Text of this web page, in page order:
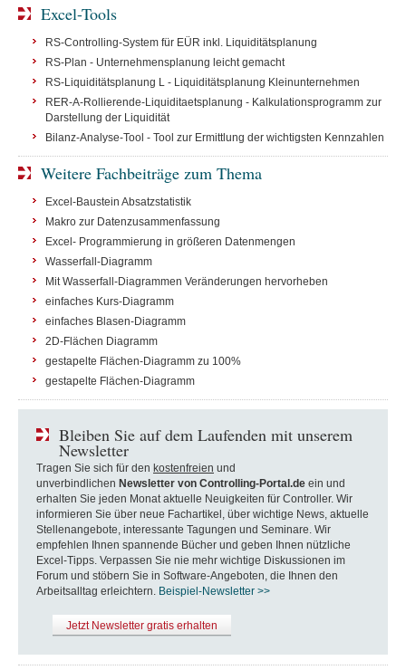
Excel-Tools
RS-Controlling-System für EÜR inkl. Liquiditätsplanung
RS-Plan - Unternehmensplanung leicht gemacht
RS-Liquiditätsplanung L - Liquiditätsplanung Kleinunternehmen
RER-A-Rollierende-Liquiditaetsplanung - Kalkulationsprogramm zur
Darstellung der Liquidität
Bilanz-Analyse-Tool - Tool zur Ermittlung der wichtigsten Kennzahlen
Weitere Fachbeiträge zum Thema
Excel-Baustein Absatzstatistik
Makro zur Datenzusammenfassung
Excel- Programmierung in größeren Datenmengen
Wasserfall-Diagramm
Mit Wasserfall-Diagrammen Veränderungen hervorheben
einfaches Kurs-Diagramm
einfaches Blasen-Diagramm
2D-Flächen Diagramm
gestapelte Flächen-Diagramm zu 100%
gestapelte Flächen-Diagramm
Bleiben Sie auf dem Laufenden mit unserem
Newsletter
Tragen Sie sich für den kostenfreien und
unverbindlichen Newsletter von Controlling-Portal.de ein und
erhalten Sie jeden Monat aktuelle Neuigkeiten für Controller. Wir
informieren Sie über neue Fachartikel, über wichtige News, aktuelle
Stellenangebote, interessante Tagungen und Seminare. Wir
empfehlen Ihnen spannende Bücher und geben Ihnen nützliche
Excel-Tipps. Verpassen Sie nie mehr wichtige Diskussionen im
Forum und stöbern Sie in Software-Angeboten, die Ihnen den
Arbeitsalltag erleichtern. Beispiel-Newsletter >>
Jetzt Newsletter gratis erhalten